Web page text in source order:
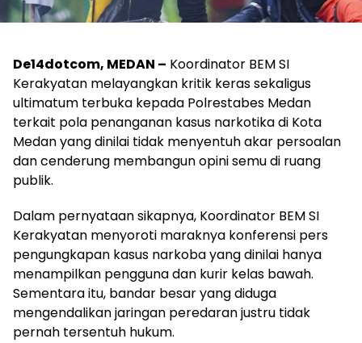
De14dotcom, MEDAN – Koordinator BEM SI
Kerakyatan melayangkan kritik keras sekaligus
ultimatum terbuka kepada Polrestabes Medan
terkait pola penanganan kasus narkotika di Kota
Medan yang dinilai tidak menyentuh akar persoalan
dan cenderung membangun opini semu di ruang
publik.
Dalam pernyataan sikapnya, Koordinator BEM SI
Kerakyatan menyoroti maraknya konferensi pers
pengungkapan kasus narkoba yang dinilai hanya
menampilkan pengguna dan kurir kelas bawah.
Sementara itu, bandar besar yang diduga
mengendalikan jaringan peredaran justru tidak
pernah tersentuh hukum.